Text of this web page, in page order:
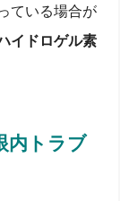
ている場合が
イドロゲル素
内トラブ